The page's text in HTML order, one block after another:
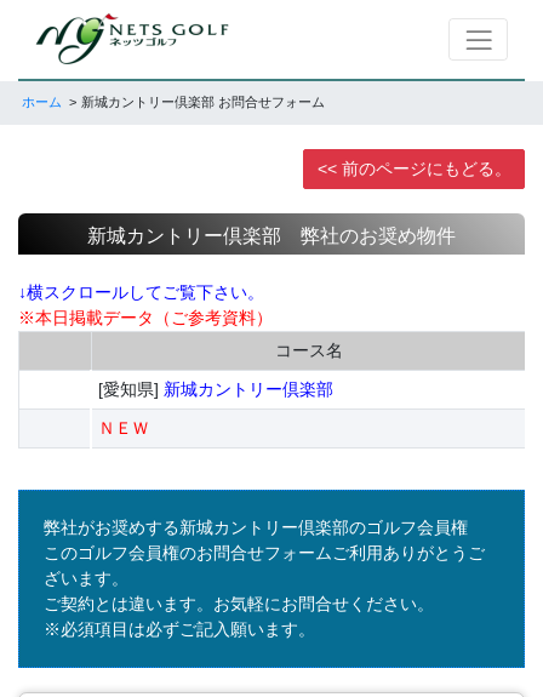
ホーム 新城カントリー倶楽部 お問合せフォーム
<< 前のページにもどる。
新城カントリー倶楽部 弊社のお奨め物件
↓横スクロールしてご覧下さい。
※本日掲載データ（ご参考資料）
コース名
[愛知県] 新城カントリー倶楽部
ＮＥＷ
弊社がお奨めする新城カントリー倶楽部のゴルフ会員権
このゴルフ会員権のお問合せフォームご利用ありがとうご
ざいます。
ご契約とは違います。お気軽にお問合せください。
※必須項目は必ずご記入願います。